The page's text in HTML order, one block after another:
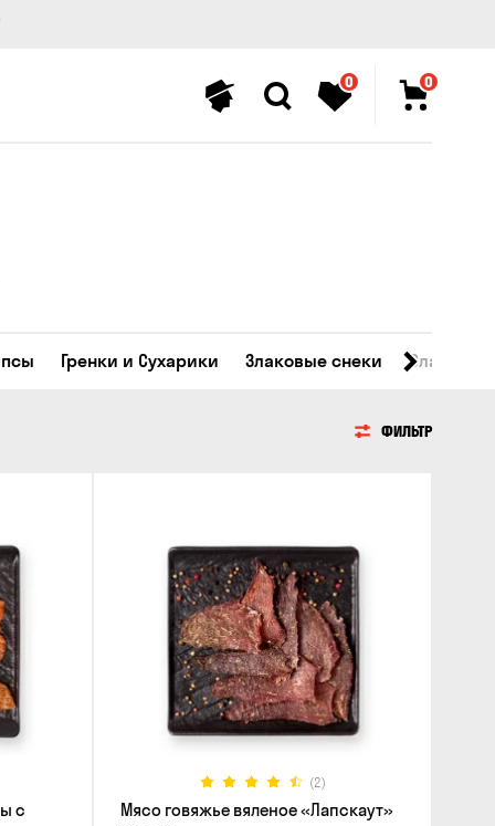
0 0
Гренки и Сухарики Злаковые снеки Сладости
ФИЛЬТР
с
(2)
Мясо говяжье вяленое «Лапскаут»